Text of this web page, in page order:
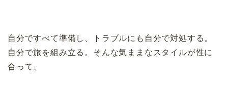
自分ですべて準備し、トラブルにも自分で対処する。
自分で旅を組み立る。そんな気ままなスタイルが性に
合って、